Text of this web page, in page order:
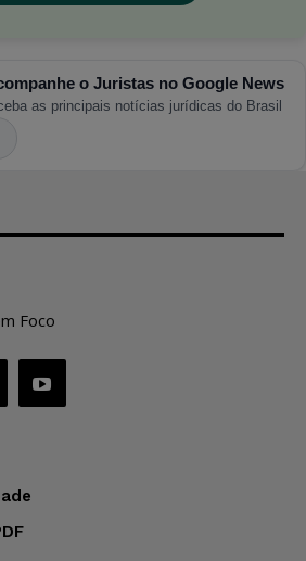
o Juristas no Google News
as principais notícias jurídicas do Brasil
Foco